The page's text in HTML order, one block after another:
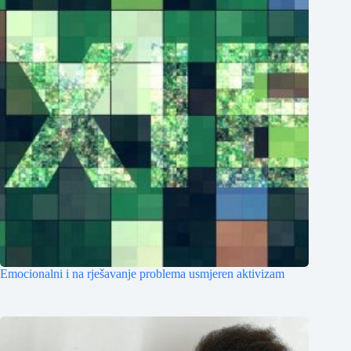
Emocionalni i na rješavanje problema usmjeren aktivizam